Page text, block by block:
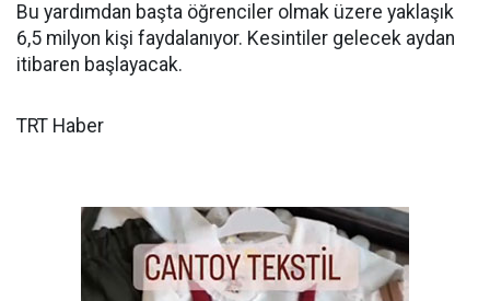
Bu yardımdan başta öğrenciler olmak üzere yaklaşık
6,5 milyon kişi faydalanıyor. Kesintiler gelecek aydan
itibaren başlayacak.
TRT Haber